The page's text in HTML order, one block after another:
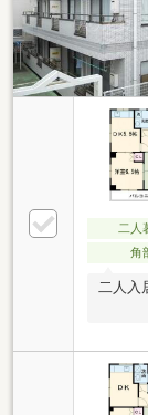
二人
角
二人入